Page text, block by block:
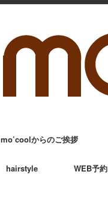
mo’coolからのご挨拶
hairstyle WEB予約